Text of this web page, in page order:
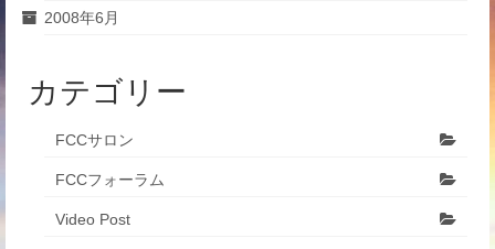
2008年6月
カテゴリー
FCCサロン
FCCフォーラム
Video Post